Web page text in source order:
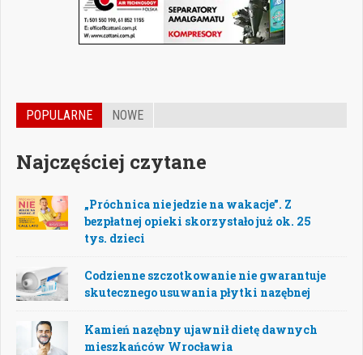
POPULARNE NOWE
Najczęściej czytane
„Próchnica nie jedzie na wakacje”. Z
bezpłatnej opieki skorzystało już ok. 25
tys. dzieci
Codzienne szczotkowanie nie gwarantuje
skutecznego usuwania płytki nazębnej
Kamień nazębny ujawnił dietę dawnych
mieszkańców Wrocławia